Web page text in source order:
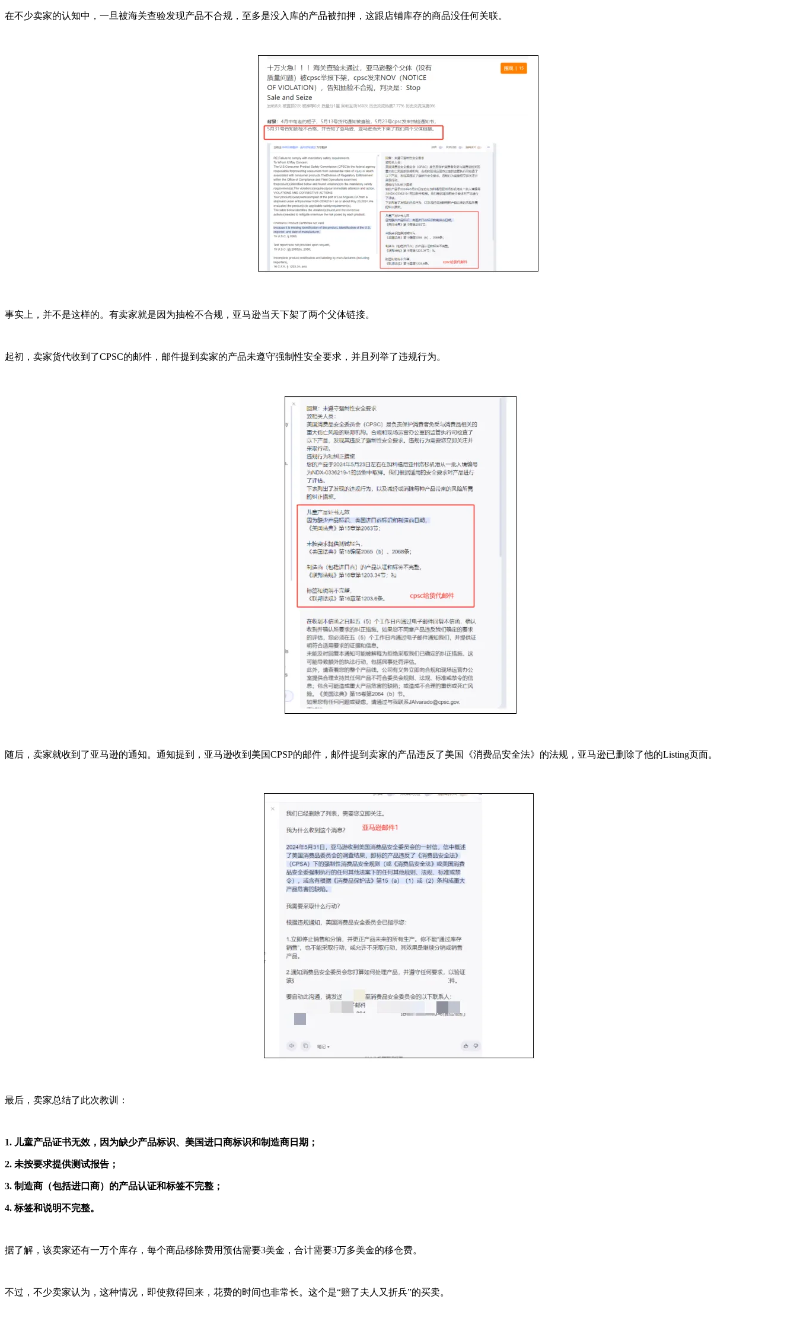
在不少卖家的认知中，一旦被海关查验发现产品不合规，至多是没入库的产品被扣押，这跟店铺库存的商品没任何关联。
事实上，并不是这样的。有卖家就是因为抽检不合规，亚马逊当天下架了两个父体链接。
起初，卖家货代收到了CPSC的邮件，邮件提到卖家的产品未遵守强制性安全要求，并且列举了违规行为。
随后，卖家就收到了亚马逊的通知。通知提到，亚马逊收到美国CPSP的邮件，邮件提到卖家的产品违反了美国《消费品安全法》的法规，亚马逊已删除了他的Listing页面。
最后，卖家总结了此次教训：
1. 儿童产品证书无效，因为缺少产品标识、美国进口商标识和制造商日期；
2. 未按要求提供测试报告；
3. 制造商（包括进口商）的产品认证和标签不完整；
4. 标签和说明不完整。
据了解，该卖家还有一万个库存，每个商品移除费用预估需要3美金，合计需要3万多美金的移仓费。
不过，不少卖家认为，这种情况，即使救得回来，花费的时间也非常长。这个是“赔了夫人又折兵”的买卖。